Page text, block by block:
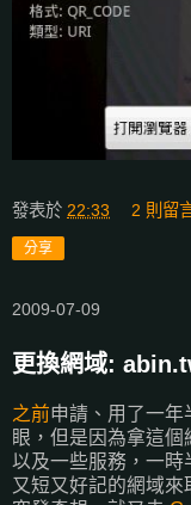
發表於 22:33 2 則留
分享
2009-07-09
更換網域:
之前申請、用了一年
眼，但是因為拿這
以及一些服務，一時
又短又好記的網域